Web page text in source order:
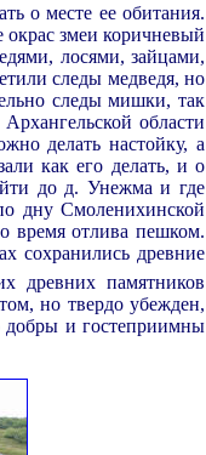
о месте ее обитания.
окрас змеи коричневый
лосями, зайцами,
следы медведя, но
следы мишки, так
области
делать настойку, а
как его делать, и о
до д. Унежма и где
дну Смоленихинской
время отлива пешком.
сохранились древние
древних памятников
но твердо убежден,
добры и гостеприимны